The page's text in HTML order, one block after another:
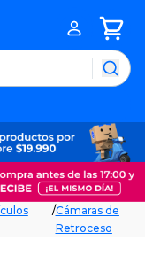
/Cámaras de
Retroceso